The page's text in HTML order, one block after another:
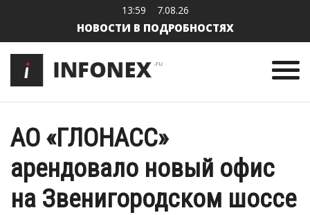
13:59 7.08.26
НОВОСТИ В ПОДРОБНОСТЯХ
АО «ГЛОНАСС»
арендовало новый офис
на Звенигородском шоссе